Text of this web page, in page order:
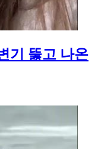
기 뚫고 나온